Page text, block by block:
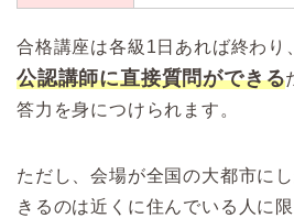
合格講座は各級1日あれば終わり
公認講師に直接質問ができる
答力を身につけられます。
ただし、会場が全国の大都市に
きるのは近くに住んでいる人に